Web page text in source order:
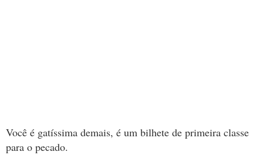
Você é gatíssima demais, é um bilhete de primeira classe
para o pecado.